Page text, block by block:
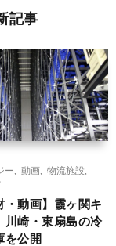
記事
ー
動画 物流施設
・動画】霞ヶ関キ
川崎・東扇島の冷
を公開